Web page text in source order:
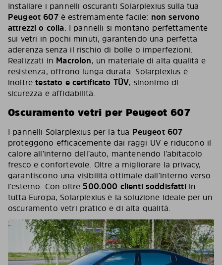
Installare i pannelli oscuranti Solarplexius sulla tua
Peugeot 607è estremamente facile: non servono
attrezzi o colla. I pannelli si montano perfettamente
sui vetri in pochi minuti, garantendo una perfetta
aderenza senza il rischio di bolle o imperfezioni.
Realizzati in Macrolon, un materiale di alta qualità e
resistenza, offrono lunga durata. Solarplexius è
inoltretestato e certificato TÜV, sinonimo di
sicurezza e affidabilità.
Oscuramento vetri per Peugeot 607
I pannelli Solarplexius per la tua Peugeot 607
proteggono efficacemente dai raggi UV e riducono il
calore all’interno dell’auto, mantenendo l’abitacolo
fresco e confortevole. Oltre a migliorare la privacy,
garantiscono una visibilità ottimale dall’interno verso
l’esterno. Con oltre500.000 clienti soddisfattiin
tutta Europa, Solarplexius è la soluzione ideale per un
oscuramento vetri pratico e di alta qualità.